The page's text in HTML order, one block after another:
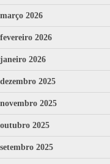
março 2026
fevereiro 2026
janeiro 2026
dezembro 2025
novembro 2025
outubro 2025
setembro 2025